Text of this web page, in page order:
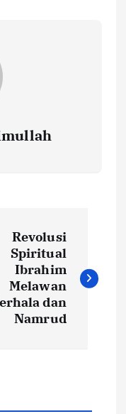
Revolusi
Spiritual
Ibrahim
Melawan
dan
Namrud